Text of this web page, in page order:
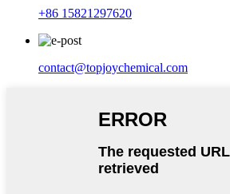
+86 15821297620
contact@topjoychemical.com